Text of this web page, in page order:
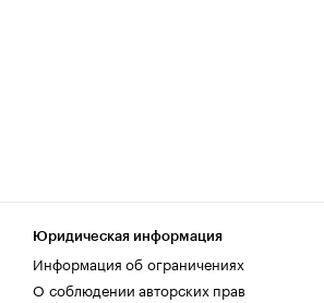
Юридическая информация
Информация об ограничениях
О соблюдении авторских прав